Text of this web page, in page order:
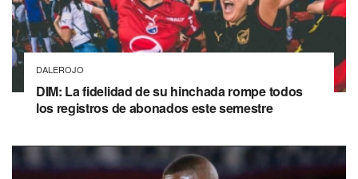
DALEROJO
DIM: La fidelidad de su hinchada rompe todos
los registros de abonados este semestre